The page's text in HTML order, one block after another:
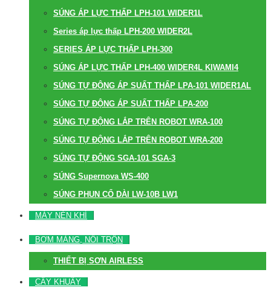
SÚNG ÁP LỰC THẤP LPH-101 WIDER1L
Series áp lực thấp LPH-200 WIDER2L
SERIES ÁP LỰC THẤP LPH-300
SÚNG ÁP LỰC THẤP LPH-400 WIDER4L KIWAMI4
SÚNG TỰ ĐỘNG ÁP SUẤT THẤP LPA-101 WIDER1AL
SÚNG TỰ ĐỘNG ÁP SUẤT THẤP LPA-200
SÚNG TỰ ĐỘNG LẮP TRÊN ROBOT WRA-100
SÚNG TỰ ĐỘNG LẮP TRÊN ROBOT WRA-200
SÚNG TỰ ĐỘNG SGA-101 SGA-3
SÚNG Supernova WS-400
SÚNG PHUN CỔ DÀI LW-10B LW1
MÁY NÉN KHÍ
BƠM MÀNG, NỒI TRỘN
THIẾT BỊ SƠN AIRLESS
CÂY KHUẤY